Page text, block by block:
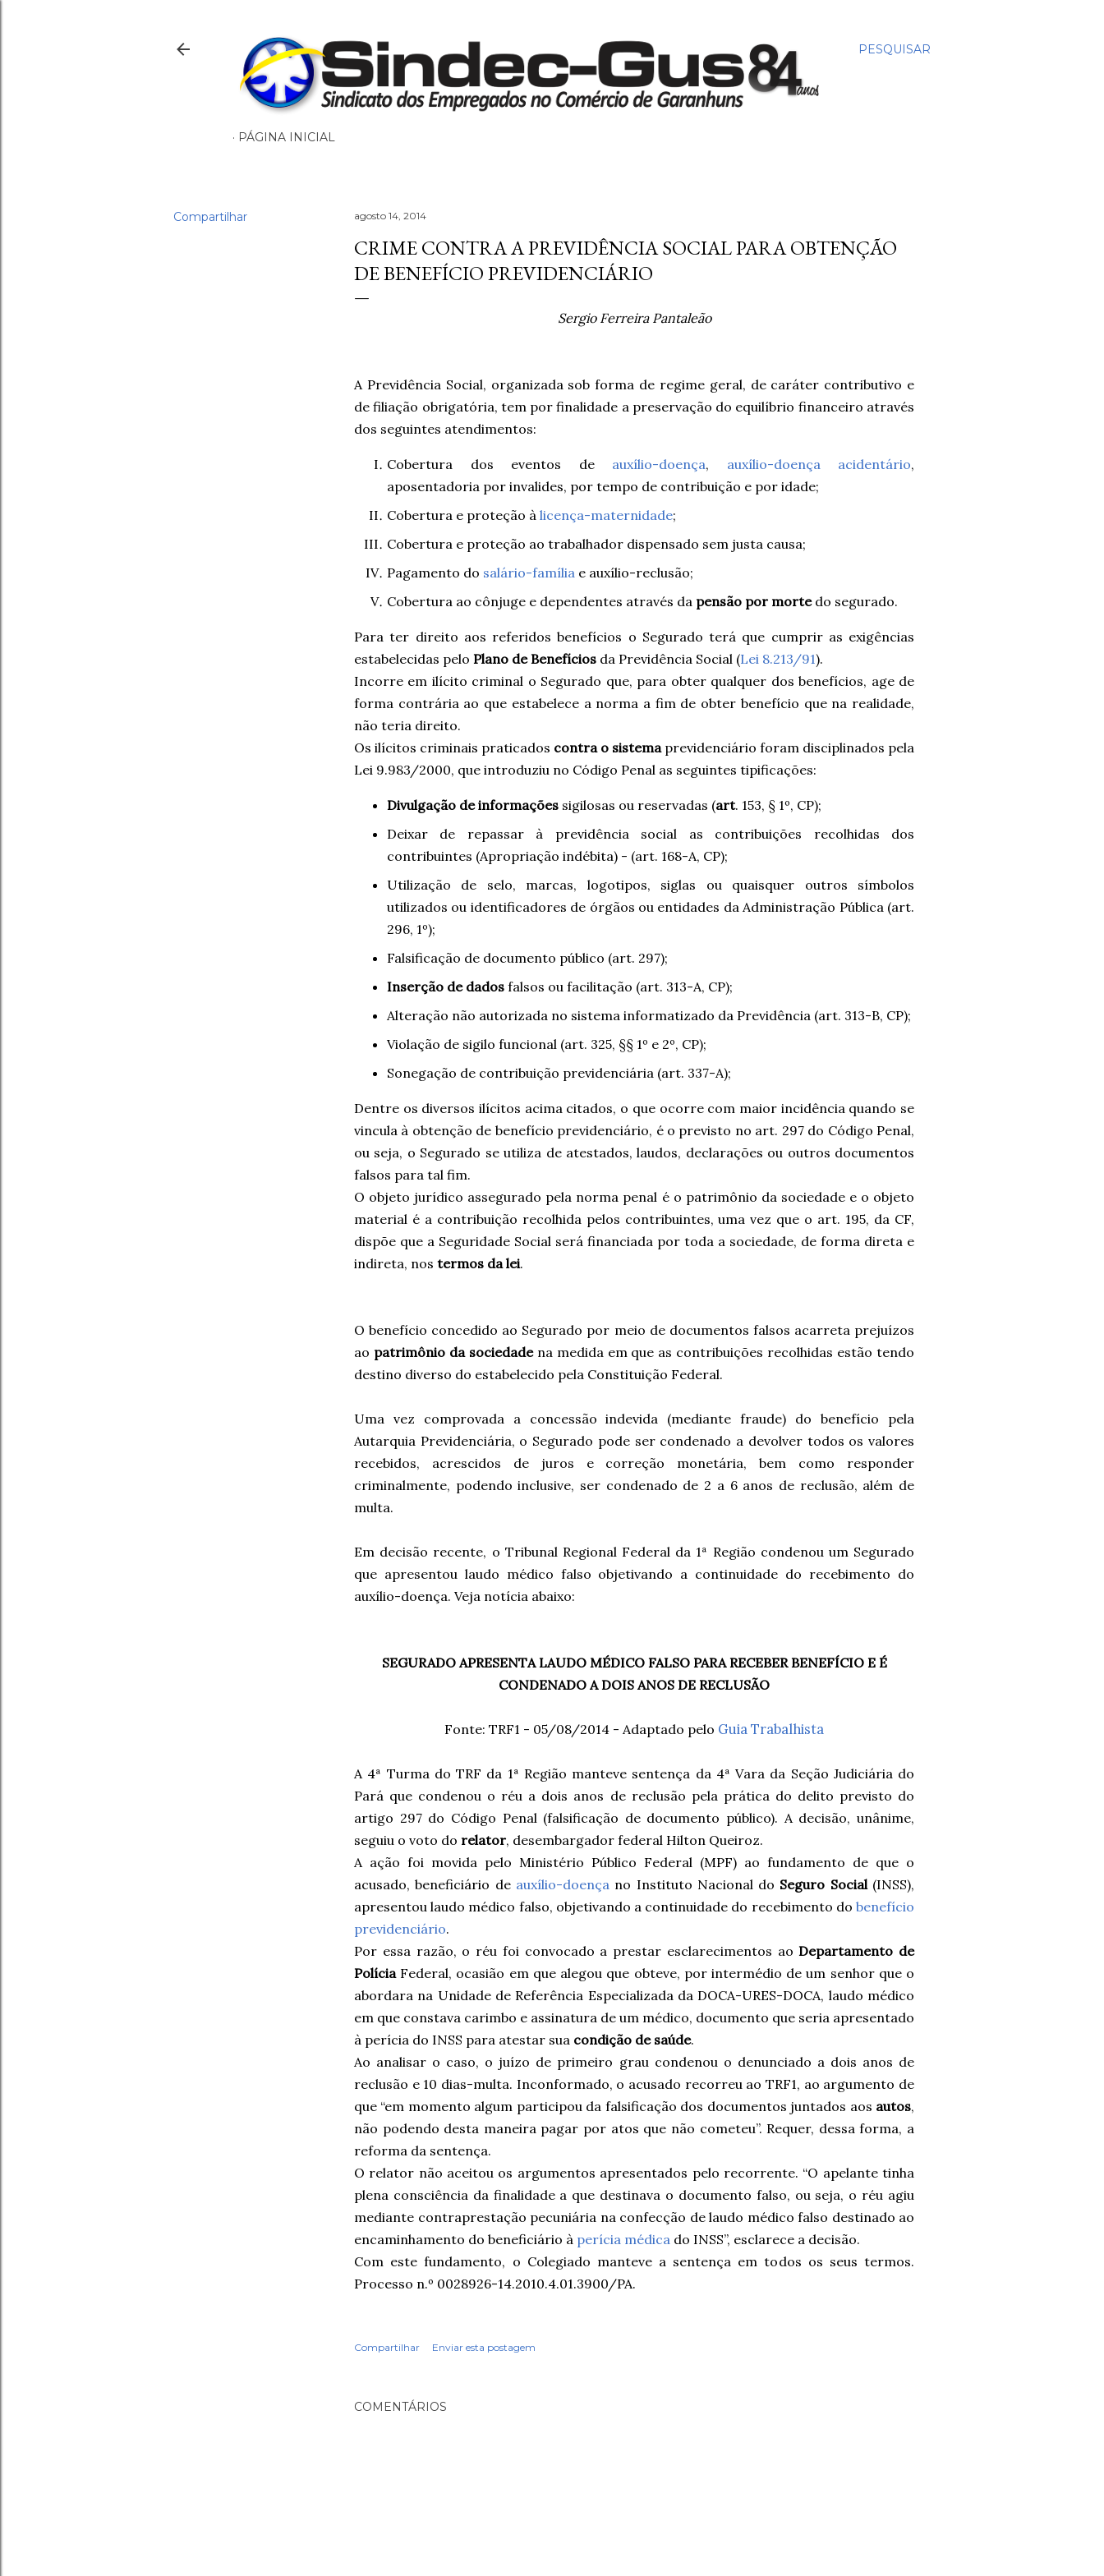
PESQUISAR
PÁGINA INICIAL
Compartilhar agosto 14, 2014
CRIME CONTRA A PREVIDÊNCIA SOCIAL PARA OBTENÇÃO
DE BENEFÍCIO PREVIDENCIÁRIO
Sergio Ferreira Pantaleão
A Previdência Social, organizada sob forma de regime geral, de caráter contributivo e
de filiação obrigatória, tem por finalidade a preservação do equilíbrio financeiro através
dos seguintes atendimentos:
Cobertura dos eventos de auxílio-doença, auxílio-doença acidentário,
aposentadoria por invalides, por tempo de contribuição e por idade;
Cobertura e proteção à licença-maternidade;
Cobertura e proteção ao trabalhador dispensado sem justa causa;
Pagamento do salário-família e auxílio-reclusão;
Cobertura ao cônjuge e dependentes através da pensão por mortedo segurado.
Para ter direito aos referidos benefícios o Segurado terá que cumprir as exigências
estabelecidas pelo Plano de Benefícios da Previdência Social (Lei 8.213/91).
Incorre em ilícito criminal o Segurado que, para obter qualquer dos benefícios, age de
forma contrária ao que estabelece a norma a fim de obter benefício que na realidade,
não teria direito.
Os ilícitos criminais praticados contra o sistemaprevidenciário foram disciplinados pela
Lei 9.983/2000, que introduziu no Código Penal as seguintes tipificações:
Divulgação de informações sigilosas ou reservadas (art. 153, § 1º, CP);
Deixar de repassar à previdência social as contribuições recolhidas dos
contribuintes (Apropriação indébita) - (art. 168-A, CP);
Utilização de selo, marcas, logotipos, siglas ou quaisquer outros símbolos
utilizados ou identificadores de órgãos ou entidades da Administração Pública (art.
296, 1º);
Falsificação de documento público (art. 297);
Inserção de dados falsos ou facilitação (art. 313-A, CP);
Alteração não autorizada no sistema informatizado da Previdência (art. 313-B, CP);
Violação de sigilo funcional (art. 325, §§ 1º e 2º, CP);
Sonegação de contribuição previdenciária (art. 337-A);
Dentre os diversos ilícitos acima citados, o que ocorre com maior incidência quando se
vincula à obtenção de benefício previdenciário, é o previsto no art. 297 do Código Penal,
ou seja, o Segurado se utiliza de atestados, laudos, declarações ou outros documentos
falsos para tal fim.
O objeto jurídico assegurado pela norma penal é o patrimônio da sociedade e o objeto
material é a contribuição recolhida pelos contribuintes, uma vez que o art. 195, da CF,
dispõe que a Seguridade Social será financiada por toda a sociedade, de forma direta e
indireta, nos termos da lei.
O benefício concedido ao Segurado por meio de documentos falsos acarreta prejuízos
ao patrimônio da sociedadena medida em que as contribuições recolhidas estão tendo
destino diverso do estabelecido pela Constituição Federal.
Uma vez comprovada a concessão indevida (mediante fraude) do benefício pela
Autarquia Previdenciária, o Segurado pode ser condenado a devolver todos os valores
recebidos, acrescidos de juros e correção monetária, bem como responder
criminalmente, podendo inclusive, ser condenado de 2 a 6 anos de reclusão, além de
multa.
Em decisão recente, o Tribunal Regional Federal da 1ª Região condenou um Segurado
que apresentou laudo médico falso objetivando a continuidade do recebimento do
auxílio-doença. Veja notícia abaixo:
SEGURADO APRESENTA LAUDO MÉDICO FALSO PARA RECEBER BENEFÍCIO E É
CONDENADO A DOIS ANOS DE RECLUSÃO
Fonte: TRF1 - 05/08/2014 - Adaptado pelo Guia Trabalhista
A 4ª Turma do TRF da 1ª Região manteve sentença da 4ª Vara da Seção Judiciária do
Pará que condenou o réu a dois anos de reclusão pela prática do delito previsto do
artigo 297 do Código Penal (falsificação de documento público). A decisão, unânime,
seguiu o voto do relator, desembargador federal Hilton Queiroz.
A ação foi movida pelo Ministério Público Federal (MPF) ao fundamento de que o
acusado, beneficiário de auxílio-doença no Instituto Nacional do Seguro Social(INSS),
apresentou laudo médico falso, objetivando a continuidade do recebimento do benefício
previdenciário.
Por essa razão, o réu foi convocado a prestar esclarecimentos ao Departamento de
PolíciaFederal, ocasião em que alegou que obteve, por intermédio de um senhor que o
abordara na Unidade de Referência Especializada da DOCA-URES-DOCA, laudo médico
em que constava carimbo e assinatura de um médico, documento que seria apresentado
à perícia do INSS para atestar sua condição de saúde.
Ao analisar o caso, o juízo de primeiro grau condenou o denunciado a dois anos de
reclusão e 10 dias-multa. Inconformado, o acusado recorreu ao TRF1, ao argumento de
que “em momento algum participou da falsificação dos documentos juntados aos autos,
não podendo desta maneira pagar por atos que não cometeu”. Requer, dessa forma, a
reforma da sentença.
O relator não aceitou os argumentos apresentados pelo recorrente. “O apelante tinha
plena consciência da finalidade a que destinava o documento falso, ou seja, o réu agiu
mediante contraprestação pecuniária na confecção de laudo médico falso destinado ao
encaminhamento do beneficiário à perícia médica do INSS”, esclarece a decisão.
Com este fundamento, o Colegiado manteve a sentença em todos os seus termos.
Processo n.º 0028926-14.2010.4.01.3900/PA.
Compartilhar Enviar esta postagem
COMENTÁRIOS